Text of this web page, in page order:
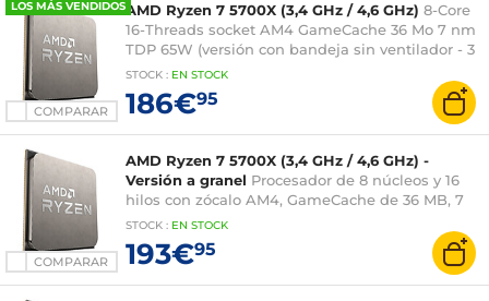
LOS MÁS VENDIDOS
COMPARAR
AMD Ryzen 7 5700X (3,4 GHz / 4,6 GHz) 8-Core
16-Threads socket AM4 GameCache 36 Mo 7 nm
TDP 65W (versión con bandeja sin ventilador - 3
años de garantía del fabricante)
STOCK : EN STOCK
186€95
COMPARAR
AMD Ryzen 7 5700X (3,4 GHz / 4,6 GHz) -
Versión a granel Procesador de 8 núcleos y 16
hilos con zócalo AM4, GameCache de 36 MB, 7
nm, TDP de 65 W (versión a granel con
ventilador, garantía del fabricante de 3 años)
STOCK : EN STOCK
193€95